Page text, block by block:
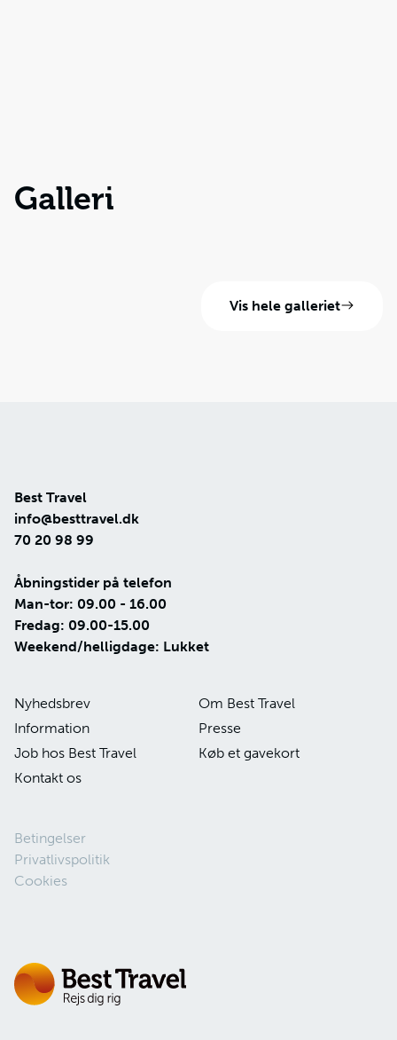
Galleri
Vis hele galleriet
Best Travel
info@besttravel.dk
70 20 98 99
Åbningstider på telefon
Man-tor: 09.00 - 16.00
Fredag: 09.00-15.00
Weekend/helligdage: Lukket
Nyhedsbrev
Om Best Travel
Information
Presse
Job hos Best Travel
Køb et gavekort
Kontakt os
Betingelser
Privatlivspolitik
Cookies